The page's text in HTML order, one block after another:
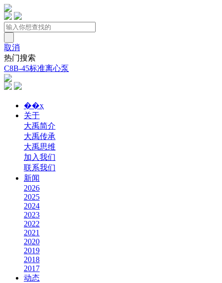
取消
热门搜索
C8B-45标准离心泵
��ҳ
关于
大禹简介
大禹传承
大禹思维
加入我们
联系我们
新闻
2026
2025
2024
2023
2022
2021
2020
2019
2018
2017
动态